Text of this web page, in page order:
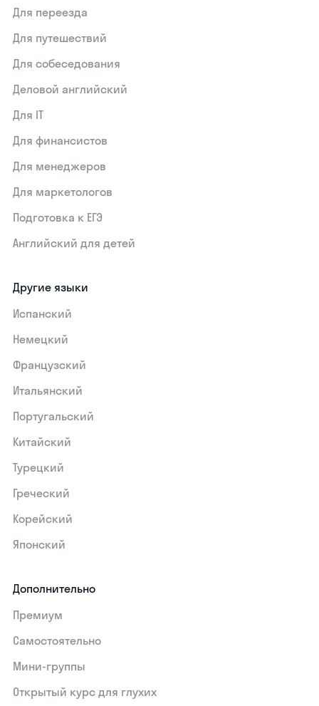
Для переезда
Для путешествий
Для собеседования
Деловой английский
Для IT
Для финансистов
Для менеджеров
Для маркетологов
Подготовка к ЕГЭ
Английский для детей
Другие языки
Испанский
Немецкий
Французский
Итальянский
Португальский
Китайский
Турецкий
Греческий
Корейский
Японский
Дополнительно
Премиум
Самостоятельно
Мини-группы
Открытый курс для глухих